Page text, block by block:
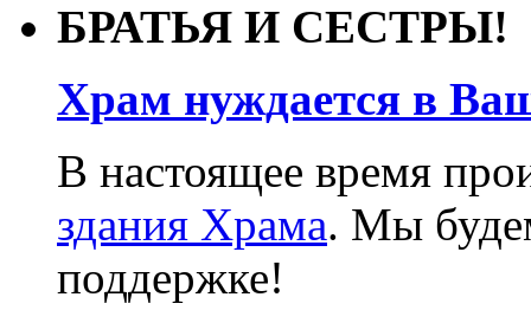
БРАТЬЯ И СЕСТРЫ!
Храм нуждается в
В настоящее время
здания Храма. Мы
поддержке!